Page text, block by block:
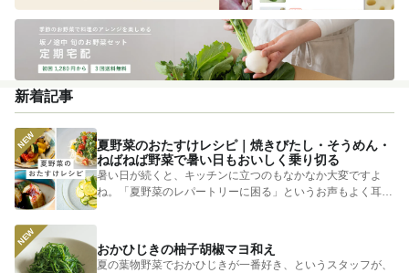
新着記事
夏野菜のおたすけレシピ｜焼きびたし・そうめん・
ねばねば野菜で暑い日もおいしく乗り切る
暑い日が続くと、キッチンに立つのもなかなか大変ですよ
ね。「夏野菜のレパートリーに困る」というお声もよく耳に
します。 そ...
おかひじきの柚子胡椒マヨ和え
夏の葉物野菜でおかひじきが一番好き、というスタッフが、